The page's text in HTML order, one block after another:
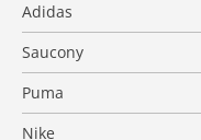
Adidas
Saucony
Puma
Nike